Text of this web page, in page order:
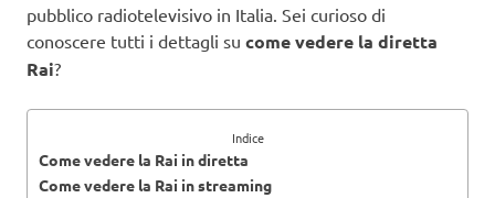
pubblico radiotelevisivo in Italia. Sei curioso di
conoscere tutti i dettagli su come vedere la diretta
Rai?
Indice
Come vedere la Rai in diretta
Come vedere la Rai in streaming